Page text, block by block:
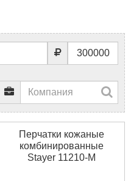
Перчатки кожаные
комбинированные
Stayer 11210-M